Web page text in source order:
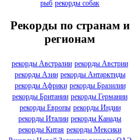
рыб рекорды собак
Рекорды по странам и
регионам
рекорды Австралии рекорды Австрии
рекорды Азии рекорды Антарктиды
рекорды Африки рекорды Бразилии
рекорды Британии рекорды Германии
рекорды Европы рекорды Индии
рекорды Италии рекорды Канады
рекорды Китая рекорды Мексики